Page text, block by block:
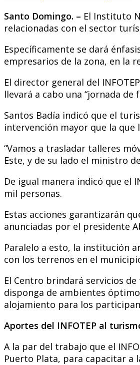
Santo Domingo. – El Instituto
relacionadas con el sector
Específicamente se dará
empresarios de la zona, en la
El director general del
llevará a cabo una “jornada
Santos Badía indicó que el
intervención mayor que la que
“Vamos a trasladar talleres
Este, y de su lado el ministro
De igual manera indicó que el
mil personas.
Estas acciones garantizarán
anunciadas por el presidente
Paralelo a esto, la institución
con los terrenos en el
El Centro brindará servicios
disponga de ambientes
alojamiento para los
Aportes del INFOTEP al
A la par del trabajo que el
Puerto Plata, para capacitar a